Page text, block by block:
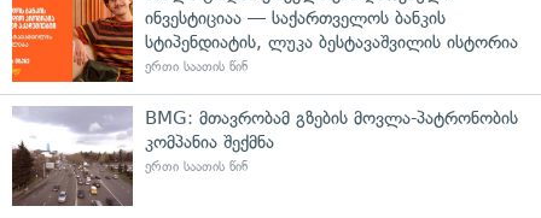
ინვესტიციაა — საქართველოს ბანკის
სტიპენდიატის, ლუკა ბესტავაშვილის ისტორია
ერთი საათის წინ
BMG: მთავრობამ გზების მოვლა-პატრონობის
კომპანია შექმნა
ერთი საათის წინ